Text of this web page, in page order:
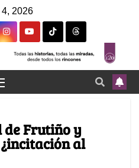
2026
de Frutiño y
al